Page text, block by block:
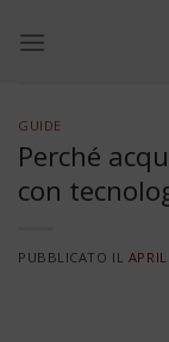
GUIDE
Perché
con
PUBBLICATO IL